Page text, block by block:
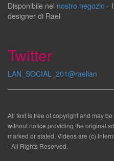
Disponibile nel nostro negozio -
designer di Rael
Twitter
LAN_SOCIAL_201@raelian
All text is free of copyright and may
without notice providing the original
marked or stated. Videos are (c)
- All Rights Reserved.